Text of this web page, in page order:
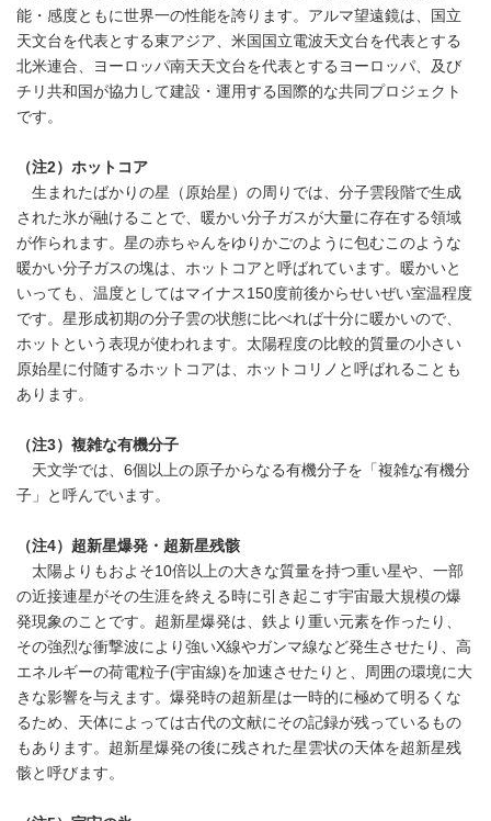
能・感度ともに世界一の性能を誇ります。アルマ望遠鏡は、国立
天文台を代表とする東アジア、米国国立電波天文台を代表とする
北米連合、ヨーロッパ南天天文台を代表とするヨーロッパ、及び
チリ共和国が協力して建設・運用する国際的な共同プロジェクト
です。
（注2）ホットコア
生まれたばかりの星（原始星）の周りでは、分子雲段階で生成
された氷が融けることで、暖かい分子ガスが大量に存在する領域
が作られます。星の赤ちゃんをゆりかごのように包むこのような
暖かい分子ガスの塊は、ホットコアと呼ばれています。暖かいと
いっても、温度としてはマイナス150度前後からせいぜい室温程度
です。星形成初期の分子雲の状態に比べれば十分に暖かいので、
ホットという表現が使われます。太陽程度の比較的質量の小さい
原始星に付随するホットコアは、ホットコリノと呼ばれることも
あります。
（注3） 複雑な有機分子
天文学では、6個以上の原子からなる有機分子を「複雑な有機分
子」と呼んでいます。
（注4） 超新星爆発・超新星残骸
太陽よりもおよそ10倍以上の大きな質量を持つ重い星や、一部
の近接連星がその生涯を終える時に引き起こす宇宙最大規模の爆
発現象のことです。超新星爆発は、鉄より重い元素を作ったり、
その強烈な衝撃波により強いX線やガンマ線など発生させたり、高
エネルギーの荷電粒子(宇宙線)を加速させたりと、周囲の環境に大
きな影響を与えます。爆発時の超新星は一時的に極めて明るくな
るため、天体によっては古代の文献にその記録が残っているもの
もあります。超新星爆発の後に残された星雲状の天体を超新星残
骸と呼びます。